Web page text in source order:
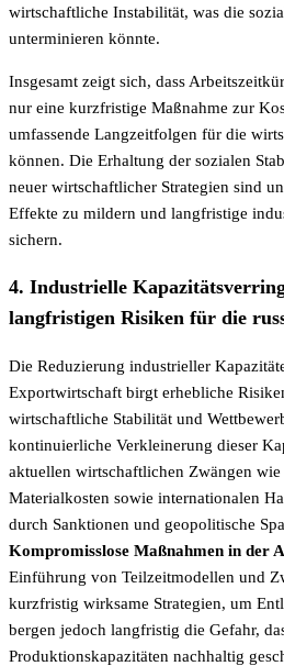
wirtschaftliche Instabilität, was die
unterminieren könnte.
Insgesamt zeigt sich, dass
nur eine kurzfristige Maßnahme zur
umfassende Langzeitfolgen für die
können. Die Erhaltung der sozialen
neuer wirtschaftlicher Strategien sind
Effekte zu mildern und langfristige
sichern.
4. Industrielle
langfristigen Risiken für die
Die Reduzierung industrieller
Exportwirtschaft birgt erhebliche
wirtschaftliche Stabilität und
kontinuierliche Verkleinerung dieser
aktuellen wirtschaftlichen Zwängen
Materialkosten sowie internationalen
durch Sanktionen und geopolitische
Kompromisslose Maßnahmen in der
Einführung von Teilzeitmodellen und
kurzfristig wirksame Strategien, um
bergen jedoch langfristig die Gefahr,
Produktionskapazitäten nachhaltig